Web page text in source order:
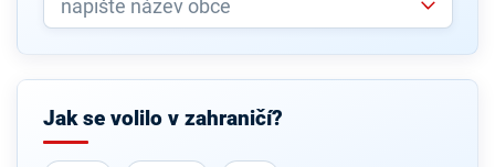
Jak se volilo v zahraničí?